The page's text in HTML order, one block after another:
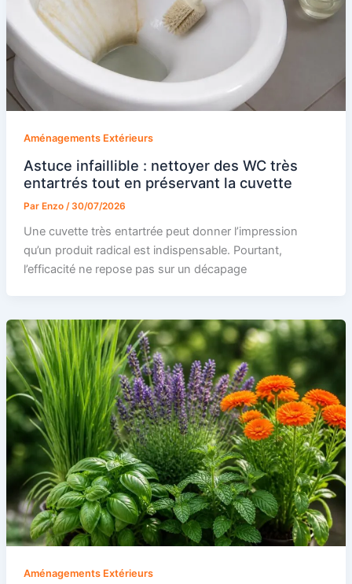
Aménagements Extérieurs
Astuce infaillible : nettoyer des WC très
entartrés tout en préservant la cuvette
Par Enzo / 30/07/2026
Une cuvette très entartrée peut donner l’impression
qu’un produit radical est indispensable. Pourtant,
l’efficacité ne repose pas sur un décapage
Aménagements Extérieurs